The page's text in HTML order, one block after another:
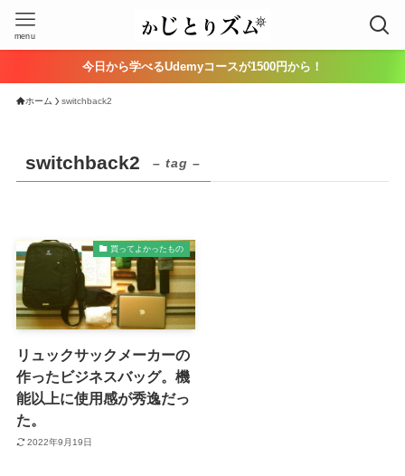
menu
今日から学べるUdemyコースが1500円から！
ホーム switchback2
switchback2 – tag –
買ってよかったもの
リュックサックメーカーの
作ったビジネスバッグ。機
能以上に使用感が秀逸だっ
た。
2022年9月19日